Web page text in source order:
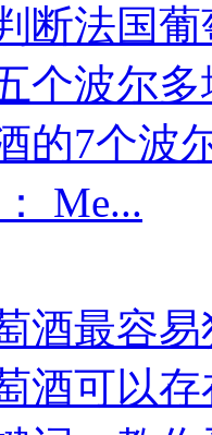
断法国
个波尔多
的7个波
Me...
酒最容
酒可以